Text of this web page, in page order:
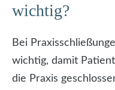
wichtig?
Bei
wichtig, damit
die Praxis